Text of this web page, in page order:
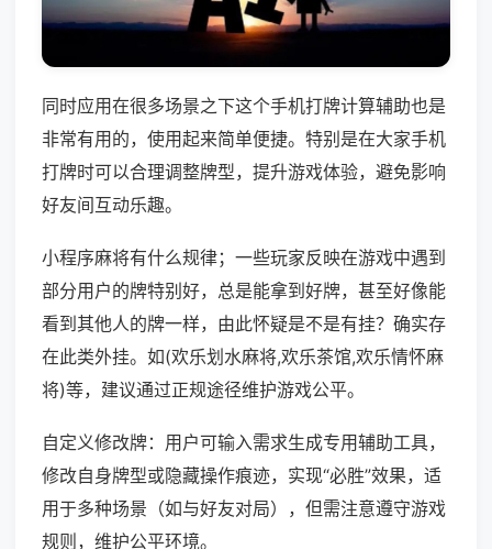
同时应用在很多场景之下这个手机打牌计算辅助也是
非常有用的，使用起来简单便捷。特别是在大家手机
打牌时可以合理调整牌型，提升游戏体验，避免影响
好友间互动乐趣。
小程序麻将有什么规律；一些玩家反映在游戏中遇到
部分用户的牌特别好，总是能拿到好牌，甚至好像能
看到其他人的牌一样，由此怀疑是不是有挂？确实存
在此类外挂。如(欢乐划水麻将,欢乐茶馆,欢乐情怀麻
将)等，建议通过正规途径维护游戏公平。
自定义修改牌：用户可输入需求生成专用辅助工具，
修改自身牌型或隐藏操作痕迹，实现“必胜”效果，适
用于多种场景（如与好友对局），但需注意遵守游戏
规则，维护公平环境。